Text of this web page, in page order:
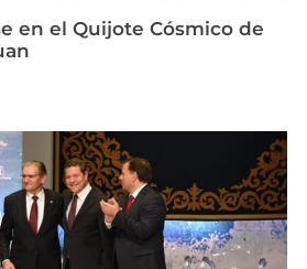
en el Quijote Cósmico de